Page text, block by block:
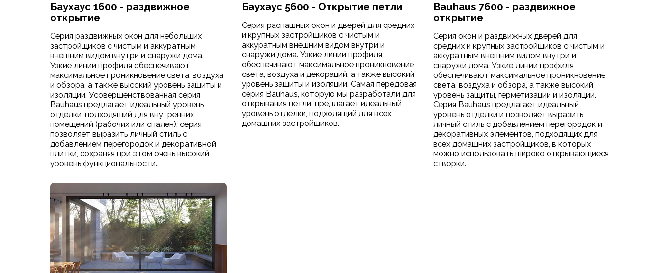
Баухаус 1600 - раздвижное
открытие
Серия раздвижных окон для небольших
застройщиков с чистым и аккуратным
внешним видом внутри и снаружи дома.
Узкие линии профиля обеспечивают
максимальное проникновение света, воздуха
и обзора, а также высокий уровень защиты и
изоляции. Усовершенствованная серия
Bauhaus предлагает идеальный уровень
отделки, подходящий для внутренних
помещений (рабочих или спален), серия
позволяет выразить личный стиль с
добавлением перегородок и декоративной
плитки, сохраняя при этом очень высокий
уровень функциональности.
Баухаус 5600 - Открытие петли
Серия распашных окон и дверей для средних
и крупных застройщиков с чистым и
аккуратным внешним видом внутри и
снаружи дома. Узкие линии профиля
обеспечивают максимальное проникновение
света, воздуха и декораций, а также высокий
уровень защиты и изоляции. Самая передовая
серия Bauhaus, которую мы разработали для
открывания петли, предлагает идеальный
уровень отделки, подходящий для всех
домашних застройщиков.
Bauhaus 7600 - раздвижное
открытие
Серия окон и раздвижных дверей для
средних и крупных застройщиков с чистым и
аккуратным внешним видом внутри и
снаружи дома. Узкие линии профиля
обеспечивают максимальное проникновение
света, воздуха и обзора, а также высокий
уровень защиты, герметизации и изоляции.
Серия Bauhaus предлагает идеальный
уровень отделки и позволяет выразить
личный стиль с добавлением перегородок и
декоративных элементов, подходящих для
всех домашних застройщиков, в которых
можно использовать широко открывающиеся
створки.